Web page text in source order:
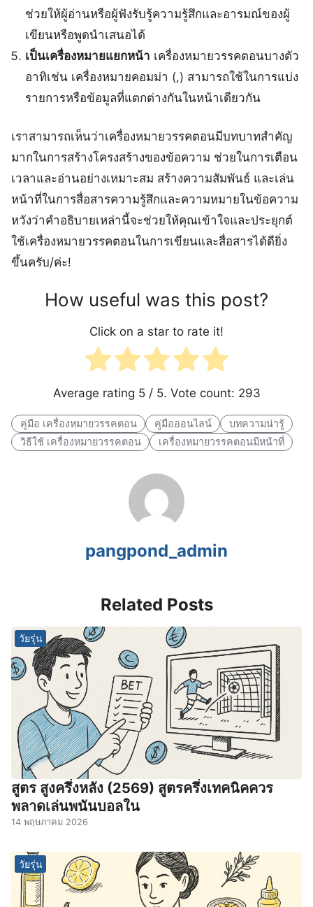
ช่วยให้ผู้อ่านหรือผู้ฟังรับรู้ความรู้สึกและอารมณ์ของผู้
เขียนหรือพูดนำเสนอได้
เป็นเครื่องหมายแยกหน้า เครื่องหมายวรรคตอนบางตัว
อาทิเช่น เครื่องหมายคอมม่า (,) สามารถใช้ในการแบ่ง
รายการหรือข้อมูลที่แตกต่างกันในหน้าเดียวกัน
เราสามารถเห็นว่าเครื่องหมายวรรคตอนมีบทบาทสำคัญ
มากในการสร้างโครงสร้างของข้อความ ช่วยในการเตือน
เวลาและอ่านอย่างเหมาะสม สร้างความสัมพันธ์ และเล่น
หน้าที่ในการสื่อสารความรู้สึกและความหมายในข้อความ
หวังว่าคำอธิบายเหล่านี้จะช่วยให้คุณเข้าใจและประยุกต์
ใช้เครื่องหมายวรรคตอนในการเขียนและสื่อสารได้ดียิ่ง
ขึ้นครับ/ค่ะ!
How useful was this post?
Click on a star to rate it!
Average rating 5/ 5. Vote count: 293
คู่มือ เครื่องหมายวรรคตอน คู่มือออนไลน์
บทความน่ารู้
วิธีใช้ เครื่องหมายวรรคตอน
เครื่องหมายวรรคตอนมีหน้าที่
pangpond_admin
Related Posts
วัยรุ่น
สูตร สูงครึ่งหลัง (2569) สูตรครึ่งเทคนิคควร
พลาดเล่นพนันบอลใน
14 พฤษภาคม 2026
วัยรุ่น